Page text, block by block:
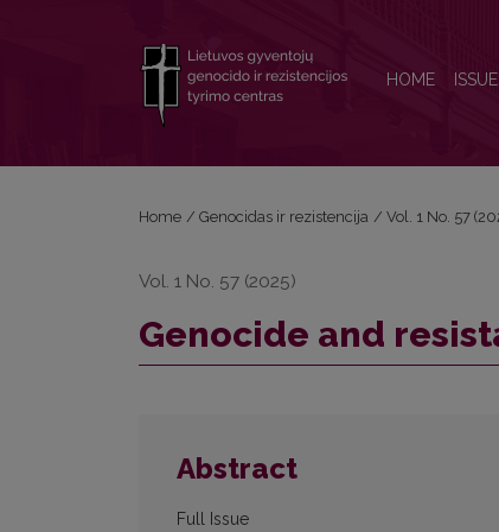
HOME
Home / Genocidas ir rezistencija / Vol. 1 No. 57
Vol. 1 No. 57 (2025)
Genocide and
Abstract
Full Issue